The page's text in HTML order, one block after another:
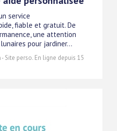
service
fiable et gratuit. De
une attention
pour jardiner...
- Site perso. En ligne depuis 15